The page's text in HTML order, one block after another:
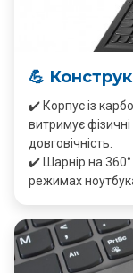
💪
✔️ Корпус із
витримує
довговічність.
✔️ Шарнір на 360°
режимах